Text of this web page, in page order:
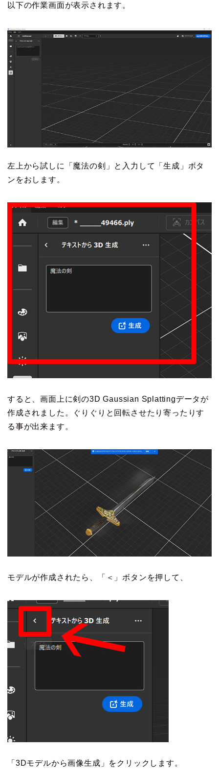
以下の作業画面が表示されます。
左上から試しに「魔法の剣」と入力して「生成」ボタ
ンをおします。
すると、画面上に剣の3D Gaussian Splattingデータが
作成されました。ぐりぐりと回転させたり寄ったりす
る事が出来ます。
モデルが作成されたら、「＜」ボタンを押して、
「3Dモデルから画像生成」をクリックします。